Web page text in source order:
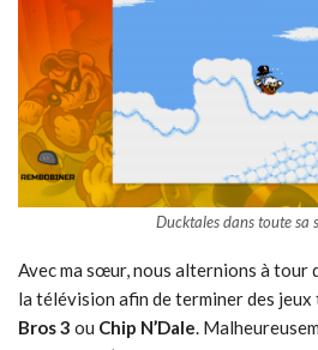
Ducktales dans toute sa
Avec ma sœur, nous alternions à tour
la télévision afin de terminer des jeux
Bros 3 ou Chip N’Dale.